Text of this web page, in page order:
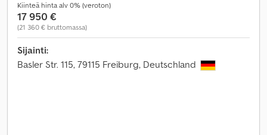
Kiinteä hinta alv 0% (veroton)
17 950 €
(21 360 € bruttomassa)
Sijainti:
Basler Str. 115, 79115 Freiburg, Deutschland